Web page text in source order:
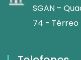
SGAN –
74 - Térreo